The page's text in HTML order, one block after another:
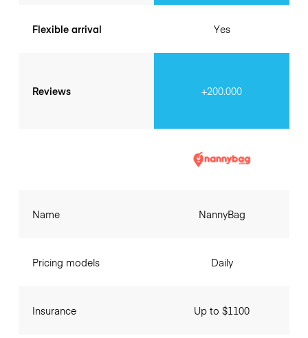
Flexible arrival
Reviews
Yes
+200.000
Name
Pricing models
Insurance
NannyBag
Daily
Up to $1100